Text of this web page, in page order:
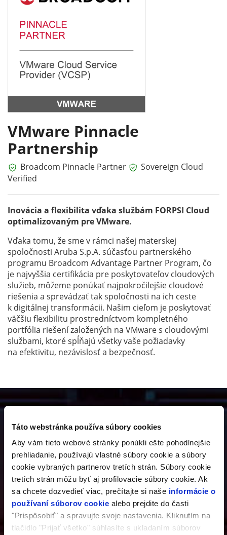
Táto webstránka používa súbory cookies
Aby vám tieto webové stránky ponúkli ešte pohodlnejšie
prehliadanie, používajú vlastné súbory cookie a súbory
cookie vybraných partnerov tretích strán. Súbory cookie
tretích strán môžu byť aj profilovacie súbory cookie. Ak
sa chcete dozvedieť viac, prečítajte si naše informácie o
používaní súborov cookie alebo prejdite do časti
"Prispôsobiť" a spravujte svoje nastavenia. Kliknutím na
tlačidlo "Prijať všetko" súhlasíte s ukladaním súborov
VMware Pinnacle
Partnership
Broadcom Pinnacle Partner
Sovereign Cloud
Verified
Inovácia a flexibilita vďaka službám FORPSI Cloud
optimalizovaným pre VMware.
Vďaka tomu, že sme v rámci našej materskej
spoločnosti Aruba S.p.A. súčasťou partnerského
programu Broadcom Advantage Partner Program, čo
je najvyššia certifikácia pre poskytovateľov cloudových
služieb, môžeme ponúkať najpokročilejšie cloudové
riešenia a sprevádzať tak spoločnosti na ich ceste
k digitálnej transformácii. Našim cieľom je poskytovať
väčšiu flexibilitu prostredníctvom kompletného
portfólia riešení založených na VMware s cloudovými
službami, ktoré spĺňajú všetky vaše požiadavky
na efektivitu, nezávislosť a bezpečnosť.
Virtual Private Cloud je
ideálnym riešením pre: